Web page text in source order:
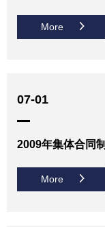
More
07-01
2009年集体合同
More